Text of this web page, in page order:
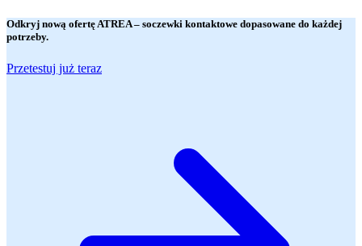
Odkryj nową ofertęATREA– soczewki kontaktowe dopasowane do każdej
potrzeby.
Przetestuj już teraz